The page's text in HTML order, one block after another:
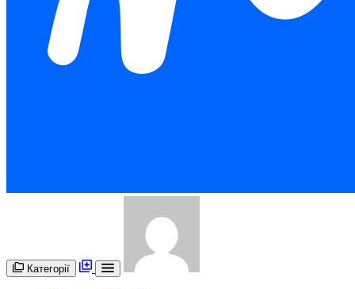
Категорії